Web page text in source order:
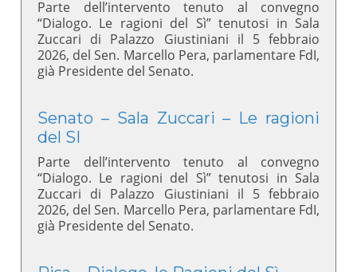
Parte dell’intervento tenuto al convegno
“Dialogo. Le ragioni del Sì” tenutosi in Sala
Zuccari di Palazzo Giustiniani il 5 febbraio
2026, del Sen. Marcello Pera, parlamentare FdI,
già Presidente del Senato.
Senato – Sala Zuccari – Le ragioni
del SI
Parte dell’intervento tenuto al convegno
“Dialogo. Le ragioni del Sì” tenutosi in Sala
Zuccari di Palazzo Giustiniani il 5 febbraio
2026, del Sen. Marcello Pera, parlamentare FdI,
già Presidente del Senato.